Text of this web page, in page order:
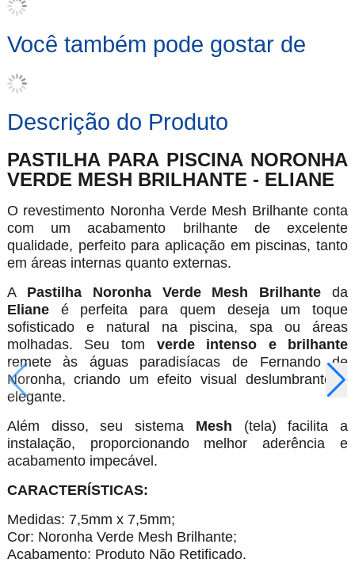
Você também pode gostar de
Descrição do Produto
PASTILHA PARA PISCINA NORONHA
VERDE MESH BRILHANTE - ELIANE
O revestimento Noronha Verde Mesh Brilhante conta
com um acabamento brilhante de excelente
qualidade, perfeito para aplicação em piscinas, tanto
em áreas internas quanto externas.
A Pastilha Noronha Verde Mesh Brilhante da
Elianeé perfeita para quem deseja um toque
sofisticado e natural na piscina, spa ou áreas
molhadas. Seu tom verde intenso e brilhante
remete às águas paradisíacas de Fernando de
Noronha, criando um efeito visual deslumbrante e
elegante.
Além disso, seu sistema Mesh (tela) facilita a
instalação, proporcionando melhor aderência e
acabamento impecável.
CARACTERÍSTICAS:
Medidas: 7,5mm x 7,5mm;
Cor: Noronha Verde Mesh Brilhante;
Acabamento: Produto Não Retificado.